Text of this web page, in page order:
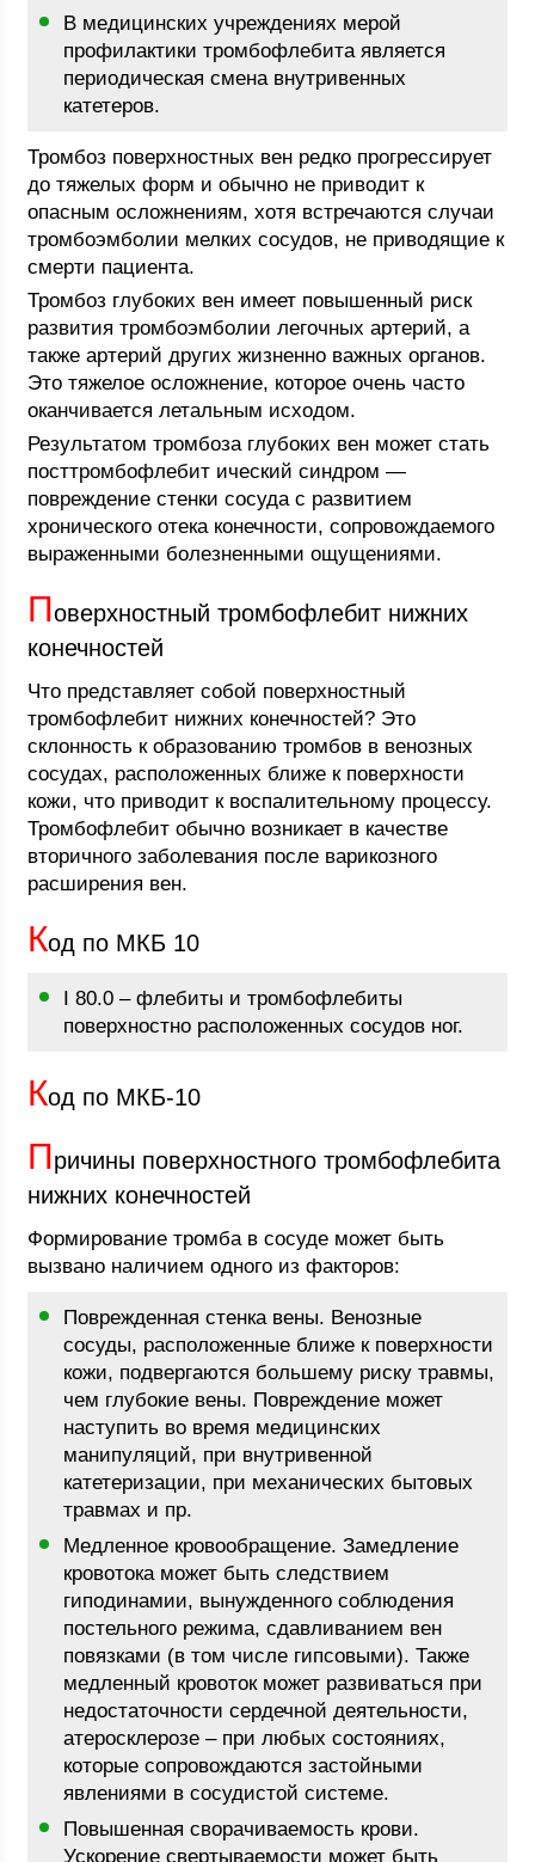
В медицинских учреждениях мерой
профилактики тромбофлебита является
периодическая смена внутривенных
катетеров.
Тромбоз поверхностных вен редко прогрессирует
до тяжелых форм и обычно не приводит к
опасным осложнениям, хотя встречаются случаи
тромбоэмболии мелких сосудов, не приводящие к
смерти пациента.
Тромбоз глубоких вен имеет повышенный риск
развития тромбоэмболии легочных артерий, а
также артерий других жизненно важных органов.
Это тяжелое осложнение, которое очень часто
оканчивается летальным исходом.
Результатом тромбоза глубоких вен может стать
посттромбофлебит ический синдром —
повреждение стенки сосуда с развитием
хронического отека конечности, сопровождаемого
выраженными болезненными ощущениями.
Поверхностный тромбофлебит нижних
конечностей
Что представляет собой поверхностный
тромбофлебит нижних конечностей? Это
склонность к образованию тромбов в венозных
сосудах, расположенных ближе к поверхности
кожи, что приводит к воспалительному процессу.
Тромбофлебит обычно возникает в качестве
вторичного заболевания после варикозного
расширения вен.
Код по МКБ 10
I 80.0 – флебиты и тромбофлебиты
поверхностно расположенных сосудов ног.
Код по МКБ-10
Причины поверхностного тромбофлебита
нижних конечностей
Формирование тромба в сосуде может быть
вызвано наличием одного из факторов:
Поврежденная стенка вены. Венозные
сосуды, расположенные ближе к поверхности
кожи, подвергаются большему риску травмы,
чем глубокие вены. Повреждение может
наступить во время медицинских
манипуляций, при внутривенной
катетеризации, при механических бытовых
травмах и пр.
Медленное кровообращение. Замедление
кровотока может быть следствием
гиподинамии, вынужденного соблюдения
постельного режима, сдавливанием вен
повязками (в том числе гипсовыми). Также
медленный кровоток может развиваться при
недостаточности сердечной деятельности,
атеросклерозе – при любых состояниях,
которые сопровождаются застойными
явлениями в сосудистой системе.
Повышенная сворачиваемость крови.
Ускорение свертываемости может быть